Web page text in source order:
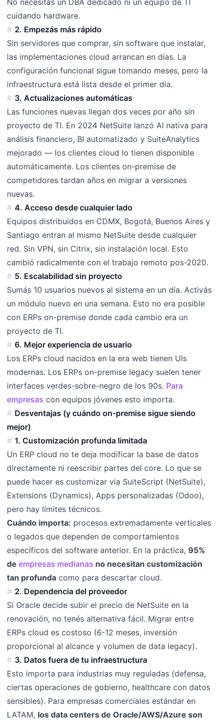
cuidando hardware.
2. Empezás más rápido
Sin servidores que comprar, sin software que instalar,
las implementaciones cloud arrancan en días. La
configuración funcional sigue tomando meses, pero la
infraestructura está lista desde el primer día.
3. Actualizaciones automáticas
Las funciones nuevas llegan dos veces por año sin
proyecto de TI. En 2024 NetSuite lanzó AI nativa para
análisis financiero, BI automatizado y SuiteAnalytics
mejorado — los clientes cloud lo tienen disponible
automáticamente. Los clientes on-premise de
competidores tardan años en migrar a versiones
nuevas.
4. Acceso desde cualquier lado
Equipos distribuidos en CDMX, Bogotá, Buenos Aires y
Santiago entran al mismo NetSuite desde cualquier
red. Sin VPN, sin Citrix, sin instalación local. Esto
cambió radicalmente con el trabajo remoto pos-2020.
5. Escalabilidad sin proyecto
Sumás 10 usuarios nuevos al sistema en un día. Activás
un módulo nuevo en una semana. Esto no era posible
con ERPs on-premise donde cada cambio era un
proyecto de TI.
6. Mejor experiencia de usuario
Los ERPs cloud nacidos en la era web tienen UIs
modernas. Los ERPs on-premise legacy suelen tener
interfaces verdes-sobre-negro de los 90s. Para
empresas con equipos jóvenes esto importa.
Desventajas (y cuándo on-premise sigue siendo
mejor)
1. Customización profunda limitada
Un ERP cloud no te deja modificar la base de datos
directamente ni reescribir partes del core. Lo que se
puede hacer es customizar via SuiteScript (NetSuite),
Extensions (Dynamics), Apps personalizadas (Odoo),
pero hay límites técnicos.
Cuándo importa: procesos extremadamente verticales
o legados que dependen de comportamientos
específicos del software anterior. En la práctica, 95%
de empresas medianas no necesitan customización
tan profunda como para descartar cloud.
2. Dependencia del proveedor
Si Oracle decide subir el precio de NetSuite en la
renovación, no tenés alternativa fácil. Migrar entre
ERPs cloud es costoso (6-12 meses, inversión
proporcional al alcance y volumen de data legacy).
3. Datos fuera de tu infraestructura
Esto importa para industrias muy reguladas (defensa,
ciertas operaciones de gobierno, healthcare con datos
sensibles). Para empresas comerciales estándar en
LATAM, los data centers de Oracle/AWS/Azure son